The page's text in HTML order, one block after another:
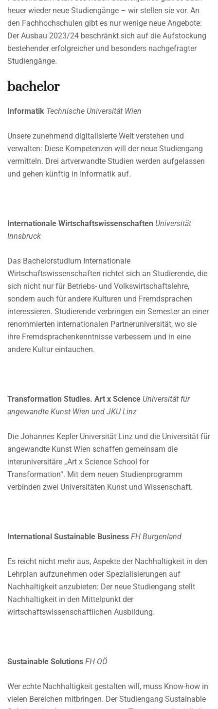
heuer wieder neue Studiengänge – wir stellen sie vor. An
den Fachhochschulen gibt es nur wenige neue Angebote:
Der Ausbau 2023/24 beschränkt sich auf die Aufstockung
bestehender erfolgreicher und besonders nachgefragter
Studiengänge.
bachelor
Informatik Technische Universität Wien
Unsere zunehmend digitalisierte Welt verstehen und
verwalten: Diese Kompetenzen will der neue Studiengang
vermitteln. Drei artverwandte Studien werden aufgelassen
und gehen künftig in Informatik auf.
Internationale Wirtschaftswissenschaften Universität
Innsbruck
Das Bachelorstudium Internationale
Wirtschaftswissenschaften richtet sich an Studierende, die
sich nicht nur für Betriebs- und Volkswirtschaftslehre,
sondern auch für andere Kulturen und Fremdsprachen
interessieren. Studierende verbringen ein Semester an einer
renommierten internationalen Partneruniversität, wo sie
ihre Fremdsprachenkenntnisse verbessern und in eine
andere Kultur eintauchen.
Transformation Studies. Art x Science Universität für
angewandte Kunst Wien und JKU Linz
Die Johannes Kepler Universität Linz und die Universität für
angewandte Kunst Wien schaffen gemeinsam die
interuniversitäre „Art x Science School for
Transformation“. Mit dem neuen Studienprogramm
verbinden zwei Universitäten Kunst und Wissenschaft.
International Sustainable Business FH Burgenland
Es reicht nicht mehr aus, Aspekte der Nachhaltigkeit in den
Lehrplan aufzunehmen oder Spezialisierungen auf
Nachhaltigkeit anzubieten: Der neue Studiengang stellt
Nachhaltigkeit in den Mittelpunkt der
wirtschaftswissenschaftlichen Ausbildung.
Sustainable Solutions FH OÖ
Wer echte Nachhaltigkeit gestalten will, muss Know-how in
vielen Bereichen mitbringen. Der Studiengang Sustainable